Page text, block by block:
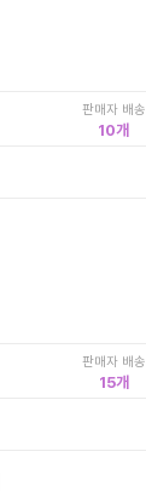
판매자 배송
10
판매자 배송
15